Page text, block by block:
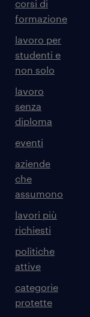
corsi di
formazione
lavoro per
studenti e
non solo
lavoro
senza
diploma
eventi
aziende
che
assumono
lavori più
richiesti
politiche
attive
categorie
protette